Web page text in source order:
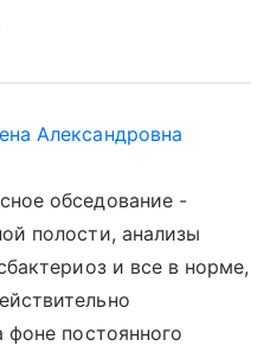
Александровна
обседование -
полости, анализы
и все в норме,
фоне постоянного